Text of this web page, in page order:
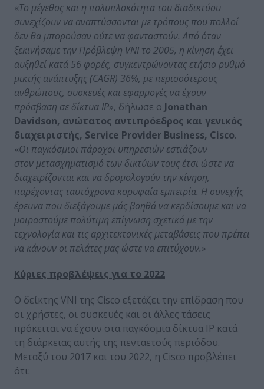
«Το μέγεθος και η πολυπλοκότητα του διαδικτύου
συνεχίζουν να αναπτύσσονται με τρόπους που πολλοί
δεν θα μπορούσαν ούτε να φανταστούν. Από όταν
ξεκινήσαμε την Πρόβλεψη VNI το 2005, η κίνηση έχει
αυξηθεί κατά 56 φορές, συγκεντρώνοντας ετήσιο ρυθμό
μικτής ανάπτυξης (CAGR) 36%, με περισσότερους
ανθρώπους, συσκευές και εφαρμογές να έχουν
πρόσβαση σε δίκτυα IP», δήλωσε ο Jonathan
Davidson, ανώτατος αντιπρόεδρος και γενικός
διαχειριστής, Service Provider Business, Cisco.
«Οι παγκόσμιοι πάροχοι υπηρεσιών εστιάζουν
στον μετασχηματισμό των δικτύων τους έτσι ώστε να
διαχειρίζονται και να δρομολογούν την κίνηση,
παρέχοντας ταυτόχρονα κορυφαία εμπειρία. Η συνεχής
έρευνα που διεξάγουμε μάς βοηθά να κερδίσουμε και να
μοιραστούμε πολύτιμη επίγνωση σχετικά με την
τεχνολογία και τις αρχιτεκτονικές μεταβάσεις που πρέπει
να κάνουν οι πελάτες μας ώστε να επιτύχουν.»
Κύριες προβλέψεις για το 2022
Ο δείκτης VNI της Cisco εξετάζει την επίδραση που
οι χρήστες, οι συσκευές και οι άλλες τάσεις
πρόκειται να έχουν στα παγκόσμια δίκτυα IP κατά
τη διάρκειας αυτής της πενταετούς περιόδου.
Μεταξύ του 2017 και του 2022, η Cisco προβλέπει
ότι: